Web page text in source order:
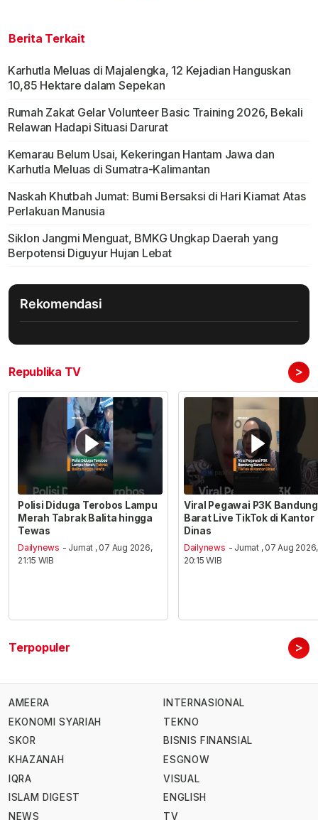
Berita Terkait
Karhutla Meluas di Majalengka, 12 Kejadian Hanguskan
10,85 Hektare dalam Sepekan
Rumah Zakat Gelar Volunteer Basic Training 2026, Bekali
Relawan Hadapi Situasi Darurat
Kemarau Belum Usai, Kekeringan Hantam Jawa dan
Karhutla Meluas di Sumatra-Kalimantan
Naskah Khutbah Jumat: Bumi Bersaksi di Hari Kiamat Atas
Perlakuan Manusia
Siklon Jangmi Menguat, BMKG Ungkap Daerah yang
Berpotensi Diguyur Hujan Lebat
Rekomendasi
Republika TV >
Polisi Diduga Terobos Lampu
Merah Tabrak Balita hingga
Tewas
Dailynews - Jumat , 07 Aug 2026,
21:15 WIB
Viral Pegawai P3K Bandung
Barat Live TikTok di Kantor
Dinas
Dailynews - Jumat , 07 Aug 2026,
20:15 WIB
Terpopuler >
AMEERA
EKONOMI SYARIAH
SKOR
KHAZANAH
IQRA
ISLAM DIGEST
NEWS
INTERNASIONAL
TEKNO
BISNIS FINANSIAL
ESGNOW
VISUAL
ENGLISH
TV